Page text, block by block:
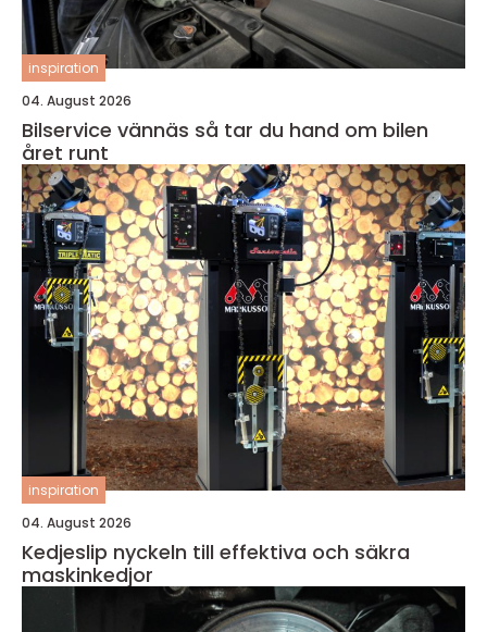
inspiration
04. August 2026
Bilservice vännäs så tar du hand om bilen
året runt
inspiration
04. August 2026
Kedjeslip nyckeln till effektiva och säkra
maskinkedjor